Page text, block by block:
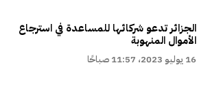
الجزائر تدعو شركائها للمساعدة في استرجاع
الأموال المنهوبة
16 يوليو 2023، 11:57 صباحًا